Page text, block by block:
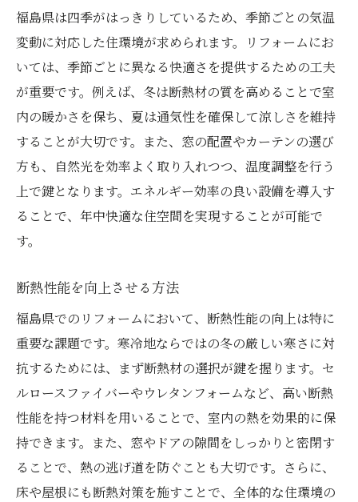
福島県は四季がはっきりしているため、季節ごとの気温
変動に対応した住環境が求められます。リフォームにお
いては、季節ごとに異なる快適さを提供するための工夫
が重要です。例えば、冬は断熱材の質を高めることで室
内の暖かさを保ち、夏は通気性を確保して涼しさを維持
することが大切です。また、窓の配置やカーテンの選び
方も、自然光を効率よく取り入れつつ、温度調整を行う
上で鍵となります。エネルギー効率の良い設備を導入す
ることで、年中快適な住空間を実現することが可能で
す。
断熱性能を向上させる方法
福島県でのリフォームにおいて、断熱性能の向上は特に
重要な課題です。寒冷地ならではの冬の厳しい寒さに対
抗するためには、まず断熱材の選択が鍵を握ります。セ
ルロースファイバーやウレタンフォームなど、高い断熱
性能を持つ材料を用いることで、室内の熱を効果的に保
持できます。また、窓やドアの隙間をしっかりと密閉す
ることで、熱の逃げ道を防ぐことも大切です。さらに、
床や屋根にも断熱対策を施すことで、全体的な住環境の